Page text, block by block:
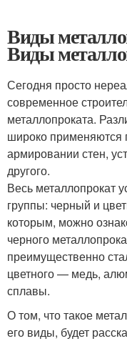
Виды
Виды
Сегодня просто
современное
металлопроката.
широко применяются
армировании стен,
другого.
Весь металлопрокат
группы: черный и
которым, можно
черного
преимущественно
цветного — медь,
сплавы.
О том, что такое
его виды, будет